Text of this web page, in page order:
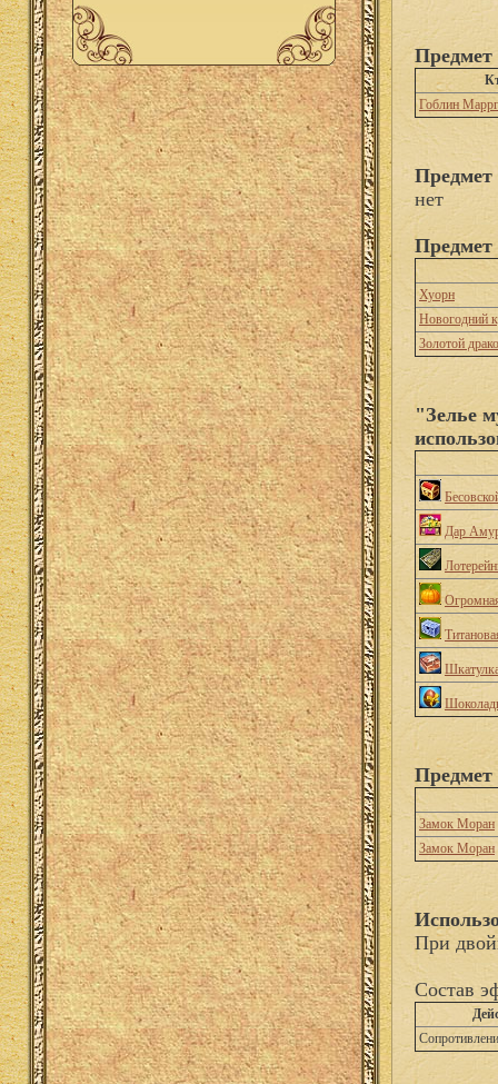
Гоблин Маррг
нет
Хуорн
Новогодний
Золотой
"Зелье
Дар
Предмет
Замок Моран
Замок Моран
При
Состав